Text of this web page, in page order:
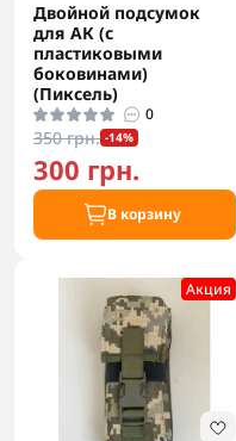
Двойной подсумок
для АК (с
пластиковыми
боковинами)
(Пиксель)
0
350 грн. -14%
300 грн.
В корзину
Акция